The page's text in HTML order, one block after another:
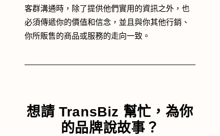
客群溝通時，除了提供他們實用的資訊之外，也
必須傳遞你的價值和信念，並且與你其他行銷、
你所販售的商品或服務的走向一致。
想請 TransBiz 幫忙，為你
的品牌說故事？